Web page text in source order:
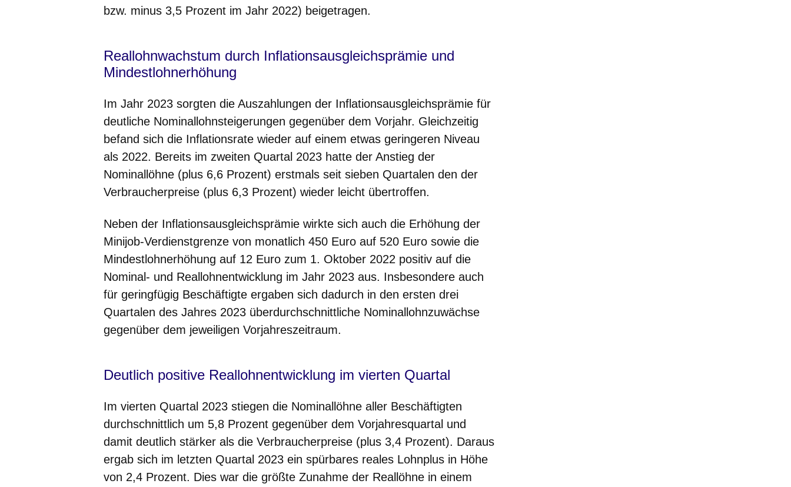
bzw. minus 3,5 Prozent im Jahr 2022) beigetragen.
Reallohnwachstum durch Inflationsausgleichsprämie und
Mindestlohnerhöhung
Im Jahr 2023 sorgten die Auszahlungen der Inflationsausgleichsprämie für
deutliche Nominallohnsteigerungen gegenüber dem Vorjahr. Gleichzeitig
befand sich die Inflationsrate wieder auf einem etwas geringeren Niveau
als 2022. Bereits im zweiten Quartal 2023 hatte der Anstieg der
Nominallöhne (plus 6,6 Prozent) erstmals seit sieben Quartalen den der
Verbraucherpreise (plus 6,3 Prozent) wieder leicht übertroffen.
Neben der Inflationsausgleichsprämie wirkte sich auch die Erhöhung der
Minijob-Verdienstgrenze von monatlich 450 Euro auf 520 Euro sowie die
Mindestlohnerhöhung auf 12 Euro zum 1. Oktober 2022 positiv auf die
Nominal- und Reallohnentwicklung im Jahr 2023 aus. Insbesondere auch
für geringfügig Beschäftigte ergaben sich dadurch in den ersten drei
Quartalen des Jahres 2023 überdurchschnittliche Nominallohnzuwächse
gegenüber dem jeweiligen Vorjahreszeitraum.
Deutlich positive Reallohnentwicklung im vierten Quartal
Im vierten Quartal 2023 stiegen die Nominallöhne aller Beschäftigten
durchschnittlich um 5,8 Prozent gegenüber dem Vorjahresquartal und
damit deutlich stärker als die Verbraucherpreise (plus 3,4 Prozent). Daraus
ergab sich im letzten Quartal 2023 ein spürbares reales Lohnplus in Höhe
von 2,4 Prozent. Dies war die größte Zunahme der Reallöhne in einem